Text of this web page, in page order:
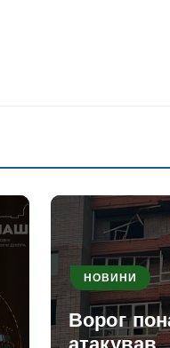
НОВИНИ
Ворог